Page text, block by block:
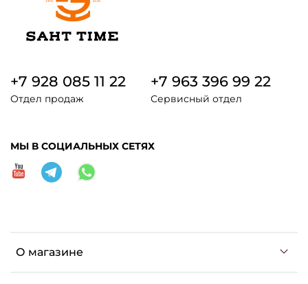
О магазине
+7 928 085 11 22
Отдел продаж
+7 963 396 99 22
Сервисный отдел
МЫ В СОЦИАЛЬНЫХ СЕТЯХ